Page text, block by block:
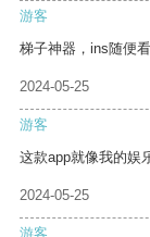
游客
梯子神器，ins随便
2024-05-25
游客
这款app就像我的娱
2024-05-25
游客